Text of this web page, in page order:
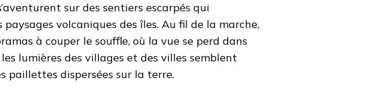
sur des sentiers escarpés qui
volcaniques des îles. Au fil de la marche,
à couper le souffle, où la vue se perd dans
lumières des villages et des villes semblent
paillettes dispersées sur la terre.